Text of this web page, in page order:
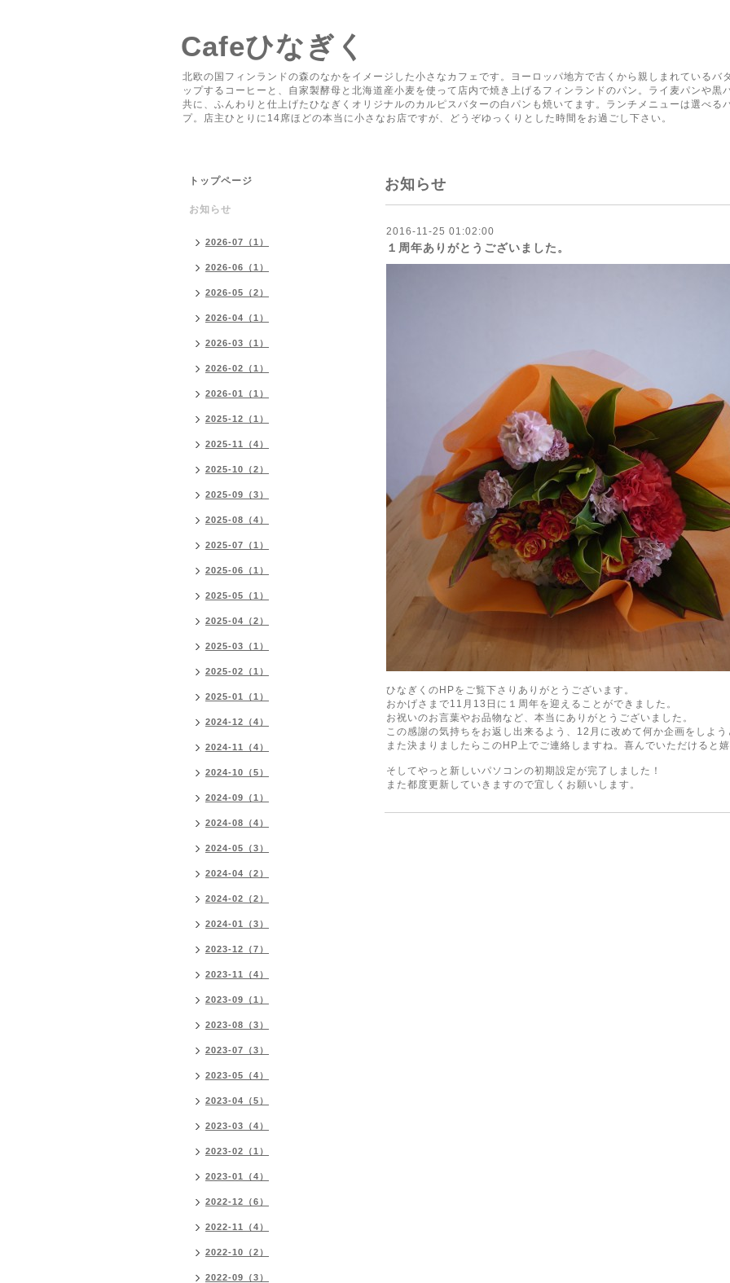
Cafeひなぎく
北欧の国フィンランドの森のなかをイメージした小さなカフェです。ヨーロッパ地方で古くから親しまれているバ
ップするコーヒーと、自家製酵母と北海道産小麦を使って店内で焼き上げるフィンランドのパン。ライ麦パンや黒
共に、ふんわりと仕上げたひなぎくオリジナルのカルピスバターの白パンも焼いてます。ランチメニューは選べる
プ。店主ひとりに14席ほどの本当に小さなお店ですが、どうぞゆっくりとした時間をお過ごし下さい。
お知らせ
2016-11-25 01:02:00
１周年ありがとうございました。
ひなぎくのHPをご覧下さりありがとうございます。
おかげさまで11月13日に１周年を迎えることができました。
お祝いのお言葉やお品物など、本当にありがとうございました。
この感謝の気持ちをお返し出来るよう、12月に改めて何か企画をしよう
また決まりましたらこのHP上でご連絡しますね。喜んでいただけると
そしてやっと新しいパソコンの初期設定が完了しました！
また都度更新していきますので宜しくお願いします。
トップページ
お知らせ
2026-07（1）
2026-06（1）
2026-05（2）
2026-04（1）
2026-03（1）
2026-02（1）
2026-01（1）
2025-12（1）
2025-11（4）
2025-10（2）
2025-09（3）
2025-08（4）
2025-07（1）
2025-06（1）
2025-05（1）
2025-04（2）
2025-03（1）
2025-02（1）
2025-01（1）
2024-12（4）
2024-11（4）
2024-10（5）
2024-09（1）
2024-08（4）
2024-05（3）
2024-04（2）
2024-02（2）
2024-01（3）
2023-12（7）
2023-11（4）
2023-09（1）
2023-08（3）
2023-07（3）
2023-05（4）
2023-04（5）
2023-03（4）
2023-02（1）
2023-01（4）
2022-12（6）
2022-11（4）
2022-10（2）
2022-09（3）